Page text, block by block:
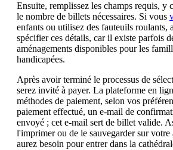
Ensuite, remplissez les champs requis, y
le nombre de billets nécessaires. Si vous
enfants ou utilisez des fauteuils roulants,
spécifier ces détails, car il existe parfois
aménagements disponibles pour les
handicapées.
Après avoir terminé le processus de
serez invité à payer. La plateforme en
méthodes de paiement, selon vos
paiement effectué, un e-mail de
envoyé ; cet e-mail sert de billet valide.
l'imprimer ou de le sauvegarder sur votre
aurez besoin pour entrer dans la